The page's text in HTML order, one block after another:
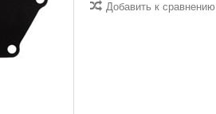
Добавить к сравнению